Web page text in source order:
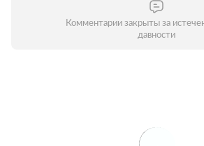
Комментарии закрыты за
давности